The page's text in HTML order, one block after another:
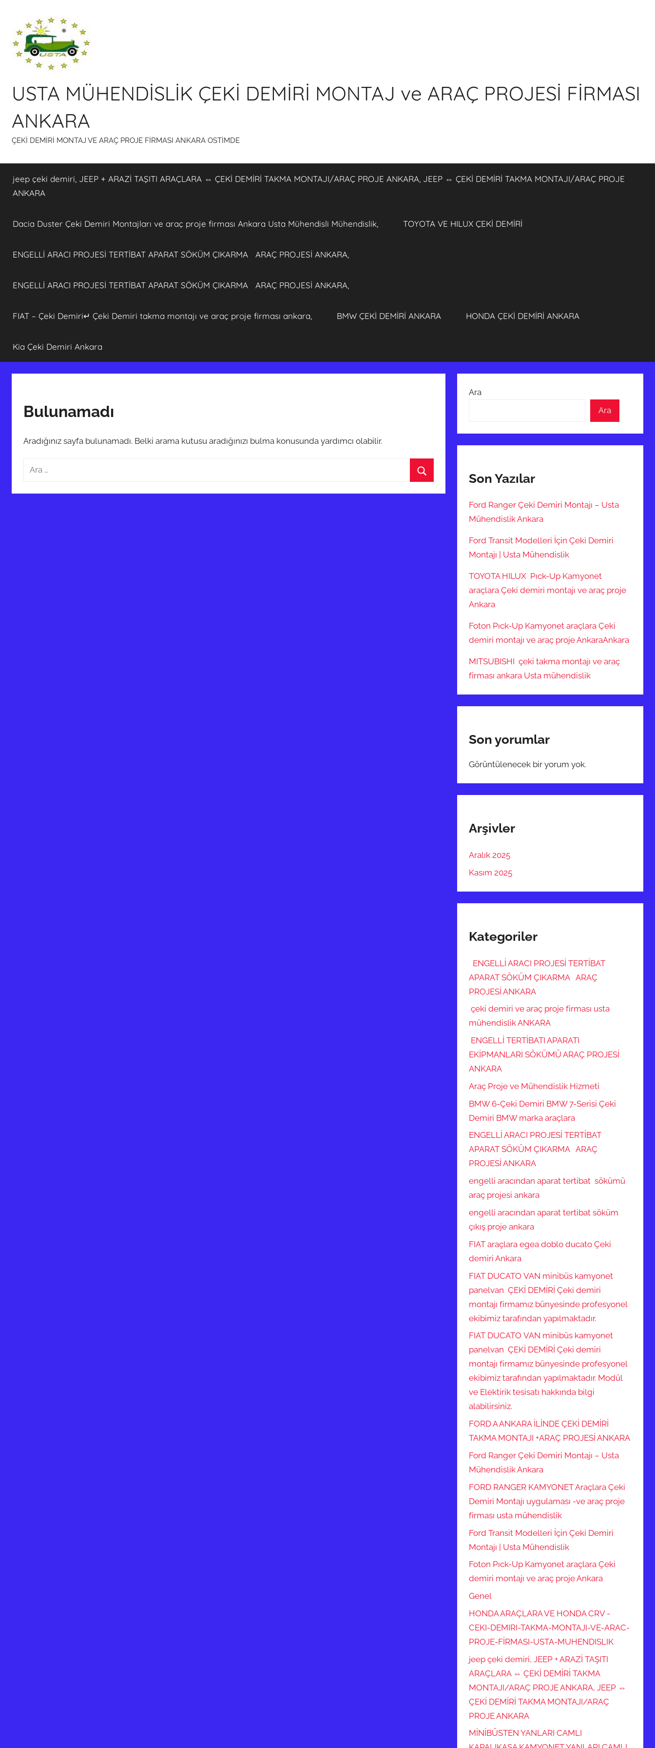
USTA MÜHENDİSLİK ÇEKİ DEMİRİ MONTAJ ve ARAÇ PROJESİ FİRMASI
ANKARA
ÇEKİ DEMİRİ MONTAJ VE ARAÇ PROJE FİRMASI ANKARA OSTİMDE
jeep çeki demiri, JEEP + ARAZİ TAŞITI ARAÇLARA ⇔ ÇEKİ DEMİRİ TAKMA MONTAJI/ARAÇ PROJE ANKARA, JEEP ⇔ ÇEKİ DEMİRİ TAKMA MONTAJI/ARAÇ PROJE
ANKARA
Dacia Duster Çeki Demiri Montajları ve araç proje firması Ankara Usta Mühendisli Mühendislik, TOYOTA VE HILUX ÇEKİ DEMİRİ
ENGELLİ ARACI PROJESİ TERTİBAT APARAT SÖKÜM ÇIKARMA ARAÇ PROJESİ ANKARA,
ENGELLİ ARACI PROJESİ TERTİBAT APARAT SÖKÜM ÇIKARMA ARAÇ PROJESİ ANKARA,
FIAT – Çeki Demiri↵ Çeki Demiri takma montajı ve araç proje firması ankara, BMW ÇEKİ DEMİRİ ANKARA HONDA ÇEKİ DEMİRİ ANKARA
Kia Çeki Demiri Ankara
Bulunamadı
Aradığınız sayfa bulunamadı. Belki arama kutusu aradığınızı bulma konusunda yardımcı olabilir.
Arama:
Ara
Ara
Son Yazılar
Ford Ranger Çeki Demiri Montajı – Usta
Mühendislik Ankara
Ford Transit Modelleri İçin Çeki Demiri
Montajı | Usta Mühendislik
TOYOTA HILUX Pıck-Up Kamyonet
araçlara Çeki demiri montajı ve araç proje
Ankara
Foton Pıck-Up Kamyonet araçlara Çeki
demiri montajı ve araç proje AnkaraAnkara
MITSUBISHI çeki takma montajı ve araç
firması ankara Usta mühendislik
Son yorumlar
Görüntülenecek bir yorum yok.
Arşivler
Aralık 2025
Kasım 2025
Kategoriler
ENGELLİ ARACI PROJESİ TERTİBAT
APARAT SÖKÜM ÇIKARMA ARAÇ
PROJESİ ANKARA
çeki demiri ve araç proje firması usta
mühendislik ANKARA
ENGELLİ TERTİBATI APARATI
EKİPMANLARI SÖKÜMÜ ARAÇ PROJESİ
ANKARA
Araç Proje ve Mühendislik Hizmeti
BMW 6-Çeki Demiri BMW 7-Serisi Çeki
Demiri BMW marka araçlara
ENGELLİ ARACI PROJESİ TERTİBAT
APARAT SÖKÜM ÇIKARMA ARAÇ
PROJESİ ANKARA
engelli aracından aparat tertibat sökümü
araç projesi ankara
engelli aracından aparat tertibat söküm
çıkış proje ankara
FIAT araçlara egea doblo ducato Çeki
demiri Ankara
FIAT DUCATO VAN minibüs kamyonet
panelvan ÇEKİ DEMİRİ Çeki demiri
montajı firmamız bünyesinde profesyonel
ekibimiz tarafından yapılmaktadır.
FIAT DUCATO VAN minibüs kamyonet
panelvan ÇEKİ DEMİRİ Çeki demiri
montajı firmamız bünyesinde profesyonel
ekibimiz tarafından yapılmaktadır. Modül
ve Elektirik tesisatı hakkında bilgi
alabilirsiniz.
FORD A ANKARA İLİNDE ÇEKİ DEMİRİ
TAKMA MONTAJI +ARAÇ PROJESİ ANKARA
Ford Ranger Çeki Demiri Montajı – Usta
Mühendislik Ankara
FORD RANGER KAMYONET Araçlara Çeki
Demiri Montajı uygulaması -ve araç proje
firması usta mühendislik
Ford Transit Modelleri İçin Çeki Demiri
Montajı | Usta Mühendislik
Foton Pıck-Up Kamyonet araçlara Çeki
demiri montajı ve araç proje Ankara
Genel
HONDA ARAÇLARA VE HONDA CRV -
CEKI-DEMIRI-TAKMA-MONTAJI-VE-ARAC-
PROJE-FİRMASI-USTA-MUHENDISLIK
jeep çeki demiri, JEEP + ARAZİ TAŞITI
ARAÇLARA ⇔ ÇEKİ DEMİRİ TAKMA
MONTAJI/ARAÇ PROJE ANKARA, JEEP ⇔
ÇEKİ DEMİRİ TAKMA MONTAJI/ARAÇ
PROJE ANKARA
MİNİBÜSTEN YANLARI CAMLI